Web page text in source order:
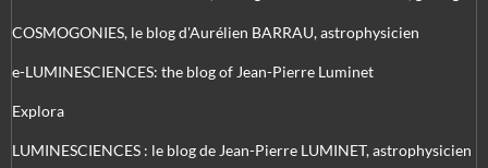
COSMOGONIES, le blog d'Aurélien BARRAU, astrophysicien
e-LUMINESCIENCES: the blog of Jean-Pierre Luminet
Explora
LUMINESCIENCES : le blog de Jean-Pierre LUMINET, astrophysicien